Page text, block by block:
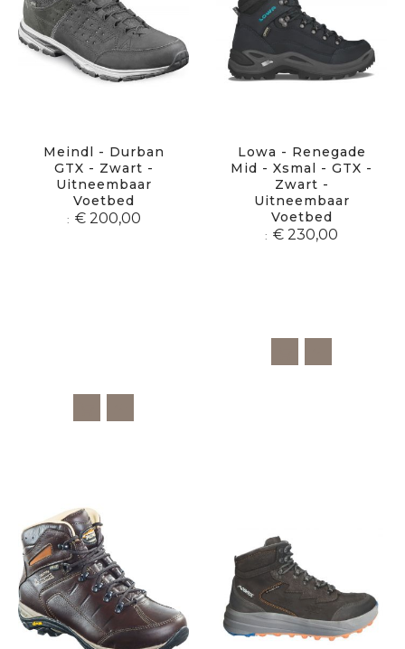
Meindl - Durban
GTX - Zwart -
Uitneembaar
Voetbed
€ 200,00
Lowa - Renegade
Mid - Xsmal - GTX -
Zwart -
Uitneembaar
Voetbed
€ 230,00